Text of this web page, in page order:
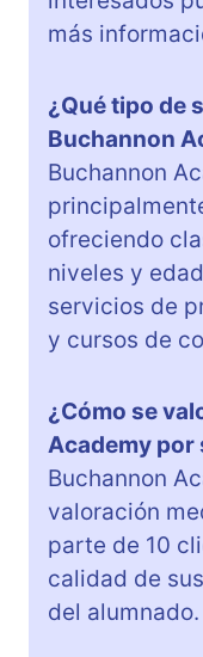
más
¿Qué tipo de
Buchannon
Buchannon
ofreciendo
niveles y
servicios de
y cursos de
¿Cómo se
Academy por
Buchannon
valoración
parte de 10
calidad de
del alumnado.